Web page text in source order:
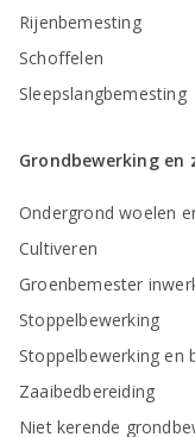
Rijenbemesting
Schoffelen
Sleepslangbemesting
Grondbewerking en
Ondergrond woelen
Cultiveren
Groenbemester
Stoppelbewerking
Stoppelbewerking en
Zaaibedbereiding
Niet kerende